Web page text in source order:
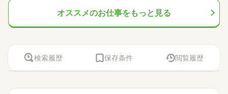
オススメのお仕事をもっと見る
検索履歴 保存条件 閲覧履歴